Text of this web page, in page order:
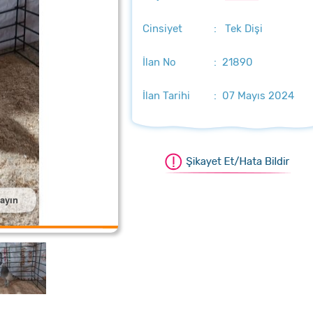
için üzerine tıklayın
için üzerine tıklayın
için üzerine tıklayın
Cinsiyet : Tek Dişi
İlan No : 21890
İlan Tarihi : 07 Mayıs 2024